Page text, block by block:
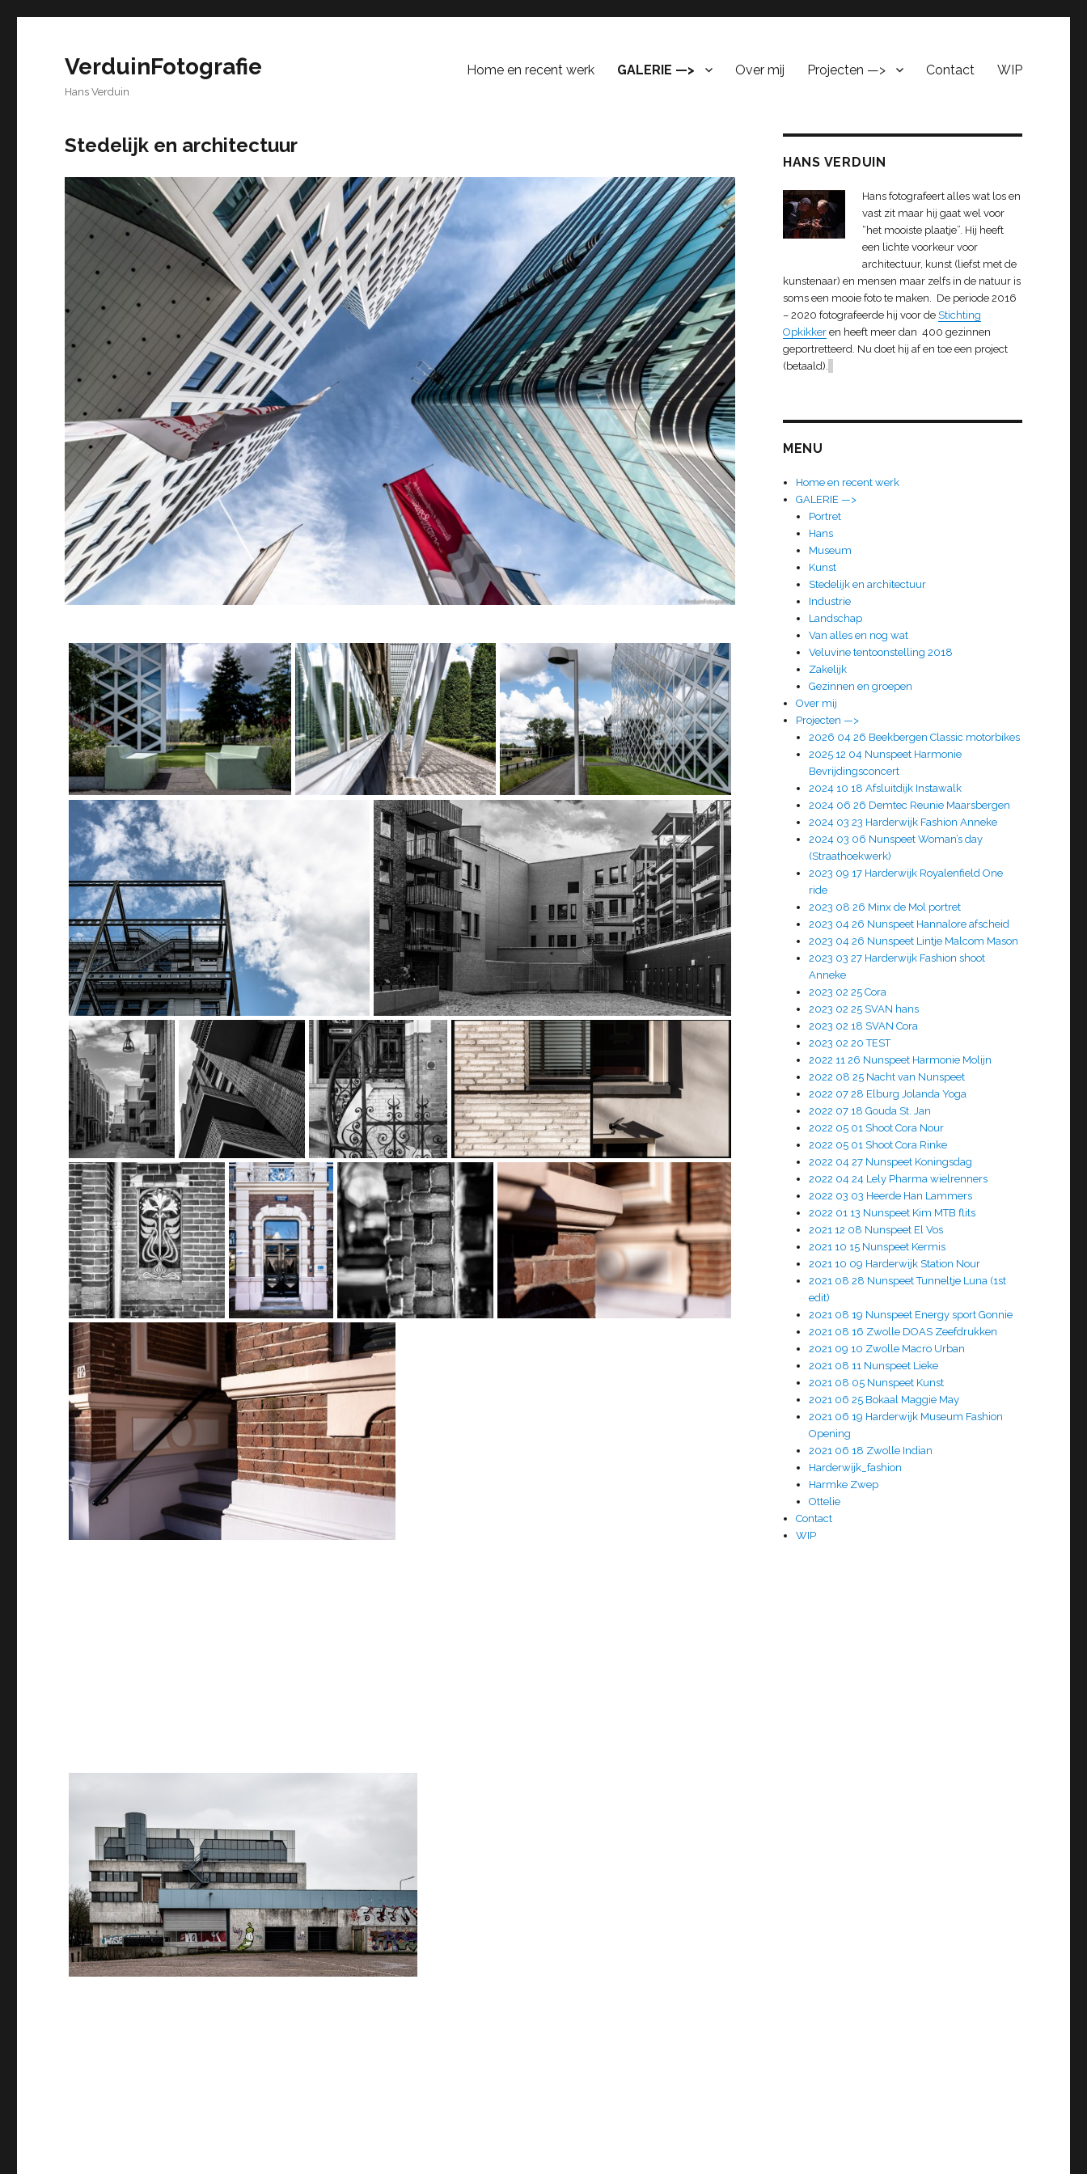
VerduinFotografie
Hans Verduin
Home en recent werk GALERIE —> Over mij Projecten —> Contact WIP
Stedelijk en architectuur
HANS VERDUIN
Hans fotografeert alles wat los en
vast zit maar hij gaat wel voor
“het mooiste plaatje”. Hij heeft
een lichte voorkeur voor
architectuur, kunst (liefst met de
kunstenaar) en mensen maar zelfs in de natuur is
soms een mooie foto te maken. De periode 2016
– 2020 fotografeerde hij voor de Stichting
Opkikkeren heeft meer dan 400 gezinnen
geportretteerd. Nu doet hij af en toe een project
(betaald).
MENU
Home en recent werk
GALERIE —>
Portret
Hans
Museum
Kunst
Stedelijk en architectuur
Industrie
Landschap
Van alles en nog wat
Veluvine tentoonstelling 2018
Zakelijk
Gezinnen en groepen
Over mij
Projecten —>
2026 04 26 Beekbergen Classic motorbikes
2025 12 04 Nunspeet Harmonie
Bevrijdingsconcert
2024 10 18 Afsluitdijk Instawalk
2024 06 26 Demtec Reunie Maarsbergen
2024 03 23 Harderwijk Fashion Anneke
2024 03 06 Nunspeet Woman’s day
(Straathoekwerk)
2023 09 17 Harderwijk Royalenfield One
ride
2023 08 26 Minx de Mol portret
2023 04 26 Nunspeet Hannalore afscheid
2023 04 26 Nunspeet Lintje Malcom Mason
2023 03 27 Harderwijk Fashion shoot
Anneke
2023 02 25 Cora
2023 02 25 SVAN hans
2023 02 18 SVAN Cora
2023 02 20 TEST
2022 11 26 Nunspeet Harmonie Molijn
2022 08 25 Nacht van Nunspeet
2022 07 28 Elburg Jolanda Yoga
2022 07 18 Gouda St. Jan
2022 05 01 Shoot Cora Nour
2022 05 01 Shoot Cora Rinke
2022 04 27 Nunspeet Koningsdag
2022 04 24 Lely Pharma wielrenners
2022 03 03 Heerde Han Lammers
2022 01 13 Nunspeet Kim MTB flits
2021 12 08 Nunspeet El Vos
2021 10 15 Nunspeet Kermis
2021 10 09 Harderwijk Station Nour
2021 08 28 Nunspeet Tunneltje Luna (1st
edit)
2021 08 19 Nunspeet Energy sport Gonnie
2021 08 16 Zwolle DOAS Zeefdrukken
2021 09 10 Zwolle Macro Urban
2021 08 11 Nunspeet Lieke
2021 08 05 Nunspeet Kunst
2021 06 25 Bokaal Maggie May
2021 06 19 Harderwijk Museum Fashion
Opening
2021 06 18 Zwolle Indian
Harderwijk_fashion
Harmke Zwep
Ottelie
Contact
WIP